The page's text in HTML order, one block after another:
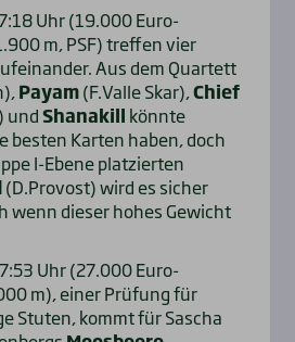
Uhr (19.000 Euro-
m, PSF) treffen vier
Aus dem Quartett
Payam(F.Valle Skar),Chief
undShanakill könnte
besten Karten haben, doch
I-Ebene platzierten
(D.Provost) wird es sicher
wenn dieser hohes Gewicht
Uhr (27.000 Euro-
m), einer Prüfung für
Stuten, kommt für Sascha